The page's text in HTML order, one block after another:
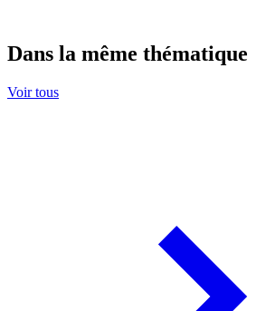
Dans la même thématique
Voir tous